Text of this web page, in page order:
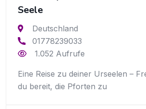
Seele
Deutschland
01778239033
1.052 Aufrufe
Eine Reise zu deiner Urseelen –
du bereit, die Pforten zu